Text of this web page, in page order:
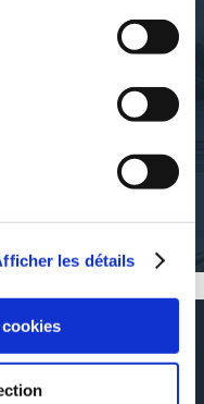
les détails
croisée de l’écriture, de
la mémoire familiale,
nous façonnent, aux
et aux chemins de
accorde une